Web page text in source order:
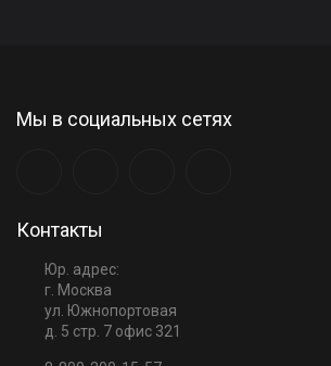
Мы в социальных сетях
Контакты
Юр. адрес:
г. Москва
ул. Южнопортовая
д. 5 стр. 7 офис 321